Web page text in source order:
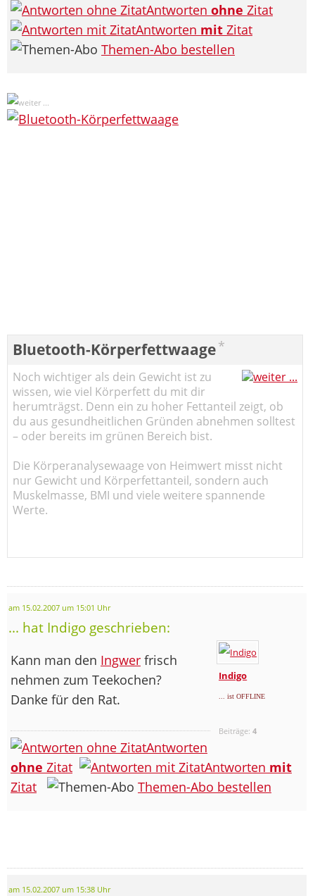
Antworten ohne Zitat
Antworten mit Zitat
Themen-Abo bestellen
Bluetooth-Körperfettwaage*
Noch wichtiger als dein Gewicht ist zu
wissen, wie viel Körperfett du mit dir
herumträgst. Denn ein zu hoher Fettanteil zeigt, ob
du aus gesundheitlichen Gründen abnehmen solltest
– oder bereits im grünen Bereich bist.
Die Körperanalysewaage von Heimwert misst nicht
nur Gewicht und Körperfettanteil, sondern auch
Muskelmasse, BMI und viele weitere spannende
Werte.
am 15.02.2007 um 15:01 Uhr
... hat Indigo geschrieben:
Indigo
... ist OFFLINE
Beiträge:4
Kann man den Ingwer frisch
nehmen zum Teekochen?
Danke für den Rat.
Antworten
ohne Zitat Antworten mit
Zitat
Themen-Abo bestellen
am 15.02.2007 um 15:38 Uhr